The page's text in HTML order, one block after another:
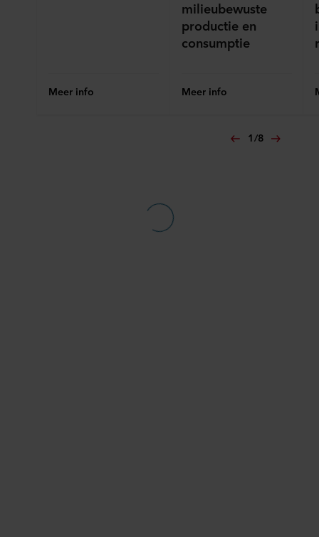
Meer info
milieubewuste
productie en
consumptie
Meer info
1/8